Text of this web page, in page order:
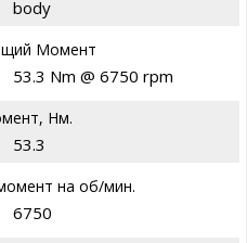
body
Момент
53.3 Nm @ 6750 rpm
Нм.
53.3
на об/мин.
6750